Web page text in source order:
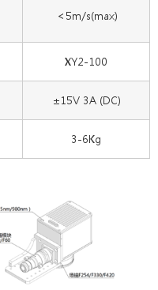
＜5m/s(max)
XY2-100
±15V 3A (DC)
3-6Kg